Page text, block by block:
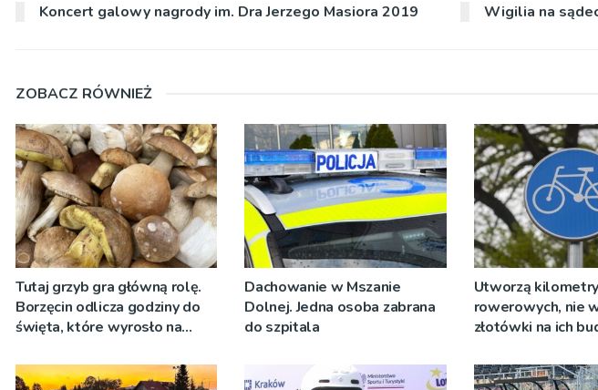
Koncert galowy nagrody im. Dra Jerzego Masiora 2019 Wigilia na
ZOBACZ RÓWNIEŻ
Tutaj grzyb gra główną rolę.
Borzęcin odlicza godziny do
święta, które wyrosło na
Dachowanie w Mszanie
Dolnej. Jedna osoba zabrana
do szpitala
Utworzą
rowerowych, nie
złotówki na ich